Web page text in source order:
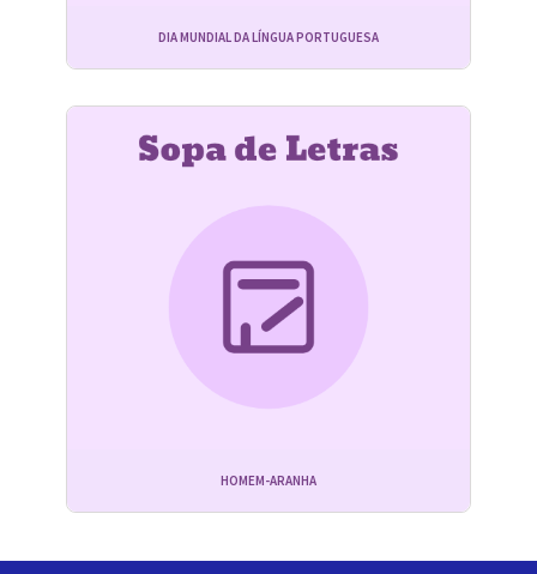
DIA MUNDIAL DA LÍNGUA PORTUGUESA
HOMEM-ARANHA